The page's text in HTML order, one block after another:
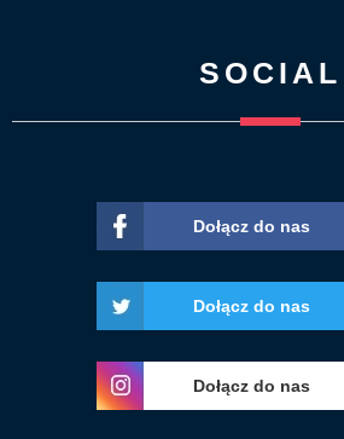
SOCIAL
Dołącz do nas
Dołącz do nas
Dołącz do nas